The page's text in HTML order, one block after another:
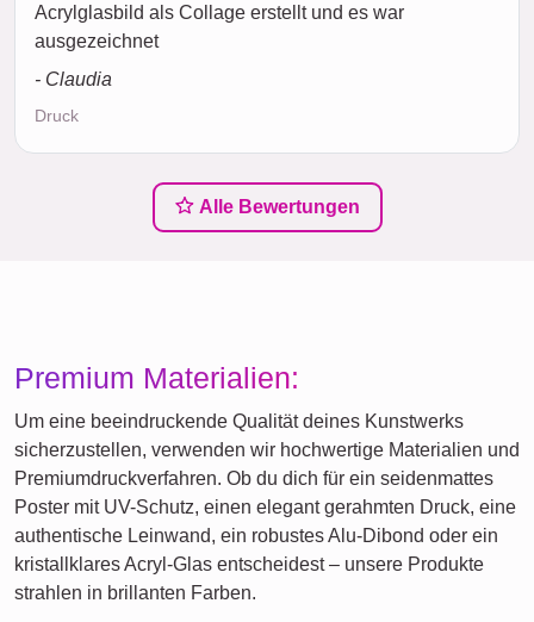
Acrylglasbild als Collage erstellt und es war
ausgezeichnet
- Claudia
Druck
Alle Bewertungen
Premium Materialien:
Um eine beeindruckende Qualität deines Kunstwerks
sicherzustellen, verwenden wir hochwertige Materialien und
Premiumdruckverfahren. Ob du dich für ein seidenmattes
Poster mit UV-Schutz, einen elegant gerahmten Druck, eine
authentische Leinwand, ein robustes Alu-Dibond oder ein
kristallklares Acryl-Glas entscheidest – unsere Produkte
strahlen in brillanten Farben.